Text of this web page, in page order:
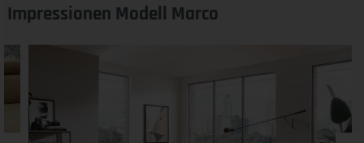
Impressionen Modell Marco